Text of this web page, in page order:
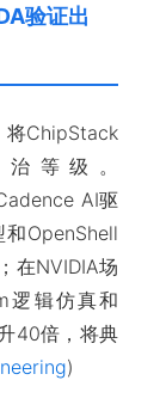
验证出
将ChipStack
等级。
AI驱
OpenShell
在NVIDIA场
逻辑仿真和
40倍，将典
)